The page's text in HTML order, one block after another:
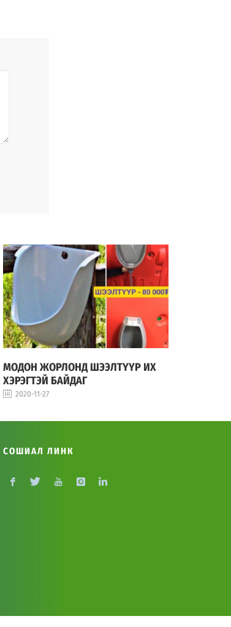
МОДОН ЖОРЛОНД ШЭЭЛТҮҮР ИХ
ХЭРЭГТЭЙ БАЙДАГ
2020-11-27
СОШИАЛ ЛИНК